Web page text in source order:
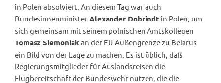
in Polen absolviert. An diesem Tag war auch
BundesinnenministerAlexander Dobrindt in Polen, um
sich gemeinsam mit seinem polnischen Amtskollegen
Tomasz Siemoniak an der EU-Außengrenze zu Belarus
ein Bild von der Lage zu machen. Es ist üblich, daß
Regierungsmitglieder für Auslandsreisen die
Flugbereitschaft der Bundeswehr nutzen, die die